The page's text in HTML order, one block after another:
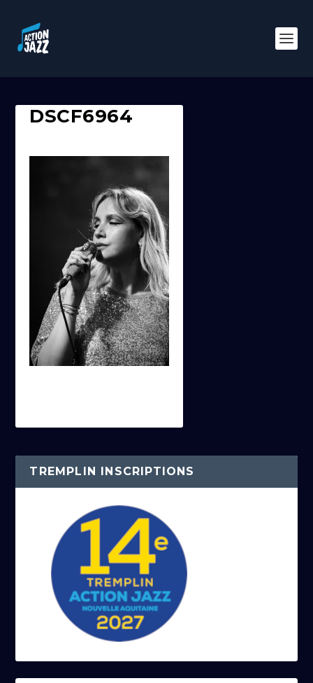
DSCF6964
TREMPLIN INSCRIPTIONS